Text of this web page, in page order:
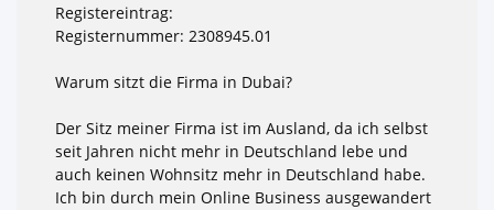
Registereintrag:
Registernummer: 2308945.01
Warum sitzt die Firma in Dubai?
Der Sitz meiner Firma ist im Ausland, da ich selbst
seit Jahren nicht mehr in Deutschland lebe und
auch keinen Wohnsitz mehr in Deutschland habe.
Ich bin durch mein Online Business ausgewandert